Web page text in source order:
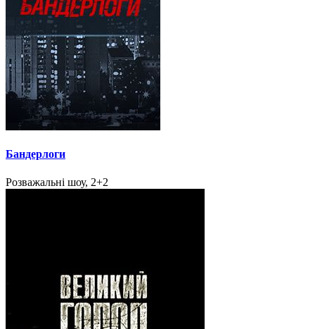
Бандерлоги
Розважальні шоу, 2+2